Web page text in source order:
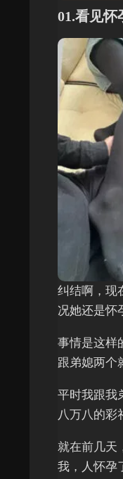
01.看见怀
纠结啊，现
况她还是怀
事情是这样
跟弟媳两个
平时我跟我
八万八的彩
就在前几天
我，人怀孕